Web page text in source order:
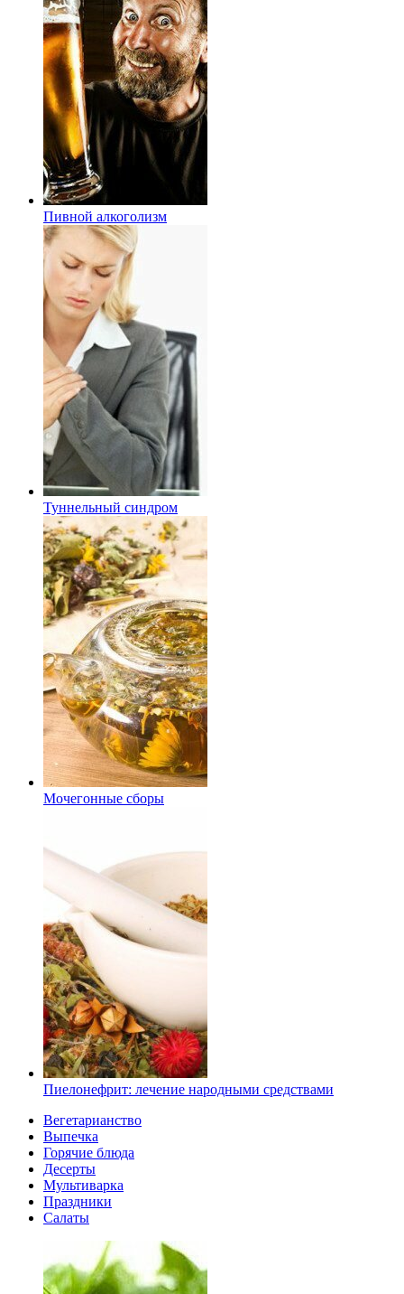
Пивной алкоголизм
Туннельный синдром
Мочегонные сборы
Пиелонефрит: лечение народными средствами
Вегетарианство
Выпечка
Горячие блюда
Десерты
Мультиварка
Праздники
Салаты